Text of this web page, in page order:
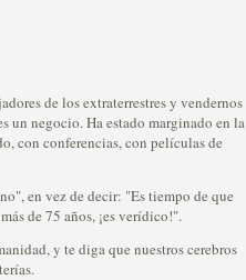
de los extraterrestres y vendernos
un negocio. Ha estado marginado en la
con conferencias, con películas de
en vez de decir: "Es tiempo de que
de 75 años, ¡es verídico!".
y te diga que nuestros cerebros